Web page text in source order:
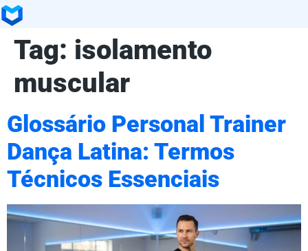
Tag: isolamento
muscular
Glossário Personal Trainer
Dança Latina: Termos
Técnicos Essenciais